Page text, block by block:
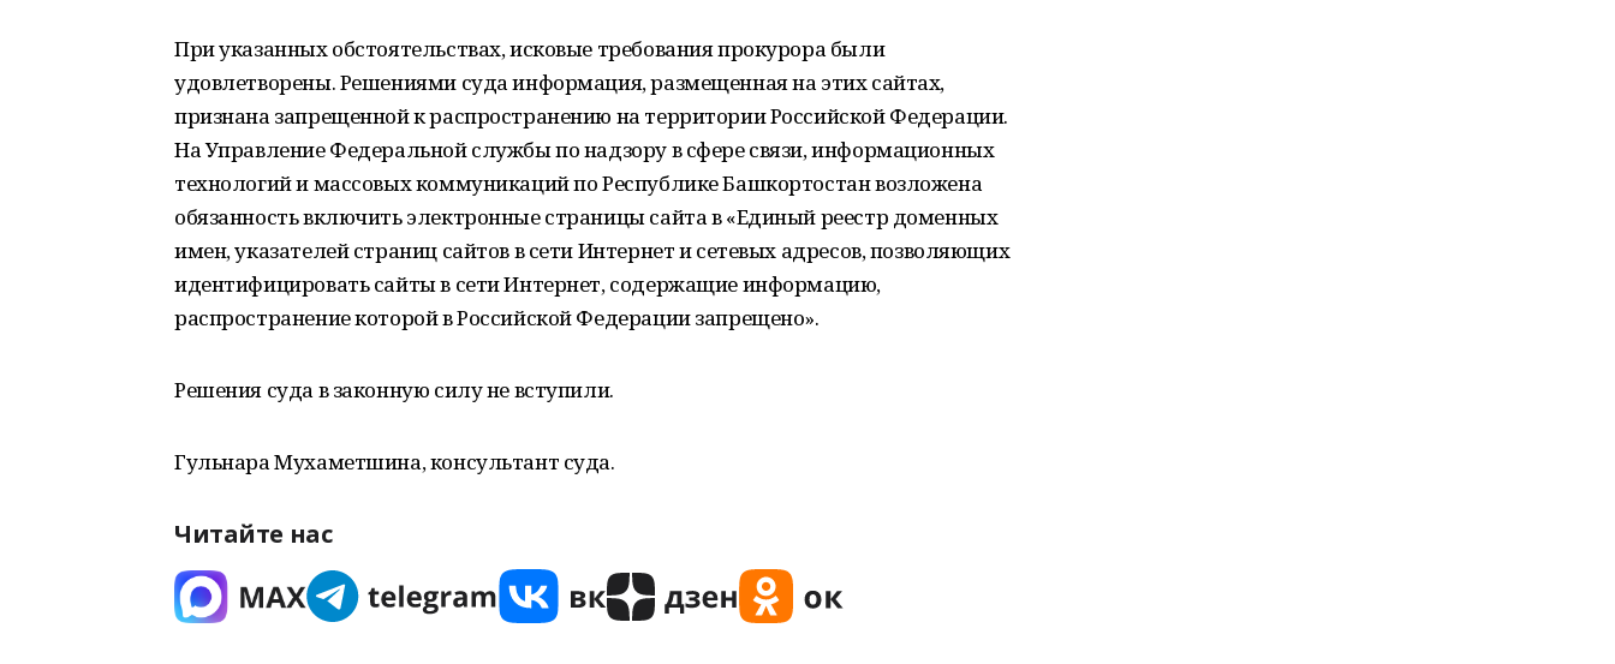
При указанных обстоятельствах, исковые требования прокурора были
удовлетворены. Решениями суда информация, размещенная на этих сайтах,
признана запрещенной к распространению на территории Российской Федерации.
На Управление Федеральной службы по надзору в сфере связи, информационных
технологий и массовых коммуникаций по Республике Башкортостан возложена
обязанность включить электронные страницы сайта в «Единый реестр доменных
имен, указателей страниц сайтов в сети Интернет и сетевых адресов, позволяющих
идентифицировать сайты в сети Интернет, содержащие информацию,
распространение которой в Российской Федерации запрещено».
Решения суда в законную силу не вступили.
Гульнара Мухаметшина, консультант суда.
Читайте нас